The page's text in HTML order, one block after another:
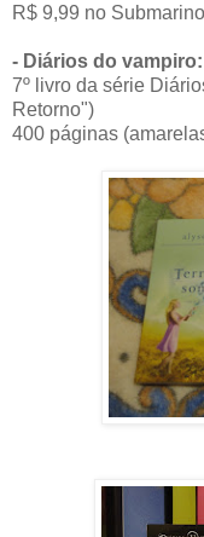
R$ 9,99 no Submarino
- Diários do
7º livro da série
Retorno")
400 páginas